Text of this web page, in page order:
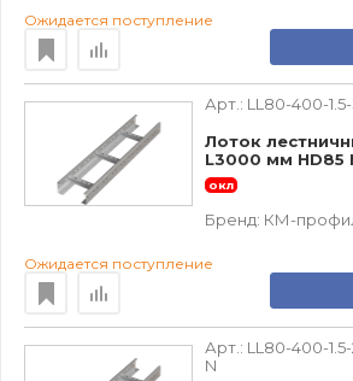
Ожидается поступление
Арт.: LL80-400-
Лоток
L3000 мм HD85
окл
Бренд: КМ-
Ожидается поступление
Арт.: LL80-400-
N